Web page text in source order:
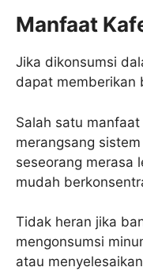
Manfaat
Jika dikonsumsi
dapat memberikan
Salah satu
merangsang
seseorang merasa
mudah
Tidak heran jika
mengonsumsi
atau